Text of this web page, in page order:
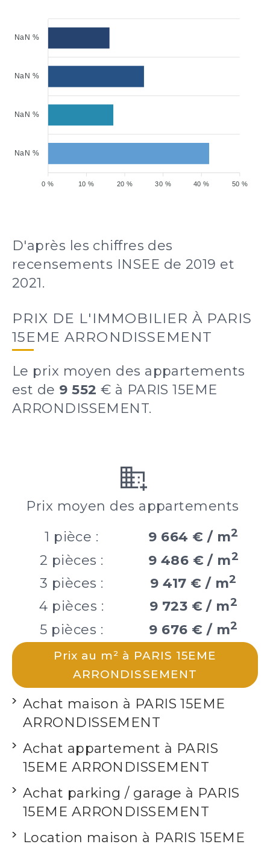
NaN %
NaN %
NaN %
NaN %
50 %
40 %
30 %
20 %
10 %
0 %
D'après les chiffres des
recensements INSEE de 2019 et
2021.
PRIX DE L'IMMOBILIER À PARIS
15EME ARRONDISSEMENT
Le prix moyen des appartements
est de 9 552 € à PARIS 15EME
ARRONDISSEMENT.
Prix moyen des appartements
1 pièce :
9 664 € / m2
2 pièces : 9 486 € / m2
3 pièces : 9 417 € / m2
4 pièces : 9 723 € / m2
5 pièces : 9 676 € / m2
Prix au m² à PARIS 15EME
ARRONDISSEMENT
Achat maison à PARIS 15EME
ARRONDISSEMENT
Achat appartement à PARIS
15EME ARRONDISSEMENT
Achat parking / garage à PARIS
15EME ARRONDISSEMENT
Location maison à PARIS 15EME